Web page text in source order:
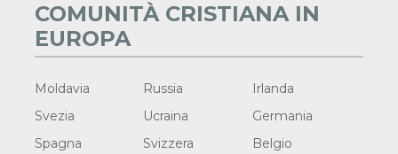
COMUNITÀ CRISTIANA IN
EUROPA
Moldavia Russia
Irlanda
Svezia
Ucraina
Germania
Spagna
Svizzera
Belgio